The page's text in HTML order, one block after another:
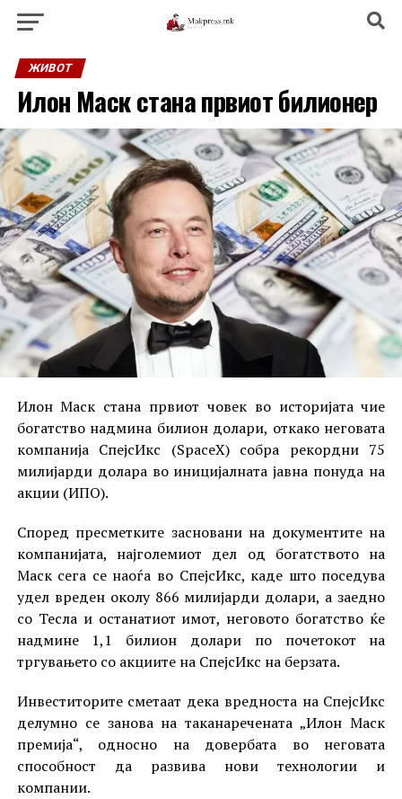
ЖИВОТ
Илон Маск стана првиот билионер
Илон Маск стана првиот човек во историјата чие
богатство надмина билион долари, откако неговата
компанија СпејсИкс (SpaceX) собра рекордни 75
милијарди долара во иницијалната јавна понуда на
акции (ИПО).
Според пресметките засновани на документите на
компанијата, најголемиот дел од богатството на
Маск сега се наоѓа во СпејсИкс, каде што поседува
удел вреден околу 866 милијарди долари, а заедно
со Тесла и останатиот имот, неговото богатство ќе
надмине 1,1 билион долари по почетокот на
тргувањето со акциите на СпејсИкс на берзата.
Инвеститорите сметаат дека вредноста на СпејсИкс
делумно се занова на таканаречената „Илон Маск
премија“, односно на довербата во неговата
способност да развива нови технологии и
компании.